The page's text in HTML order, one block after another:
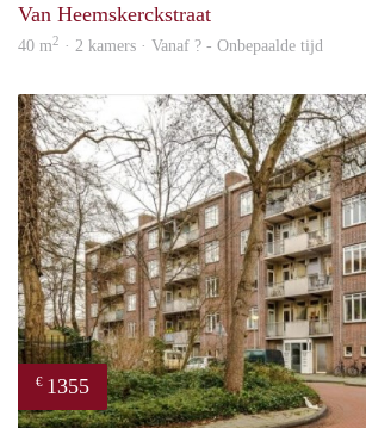
Van Heemskerckstraat
40 m2 · 2 kamers · Vanaf ? - Onbepaalde tijd
€ 1355